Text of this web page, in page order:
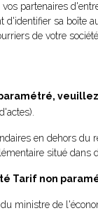
partenaires
d'identifier sa boîte
de votre société.
en dehors du
situé dans
Tarif non
du ministre de